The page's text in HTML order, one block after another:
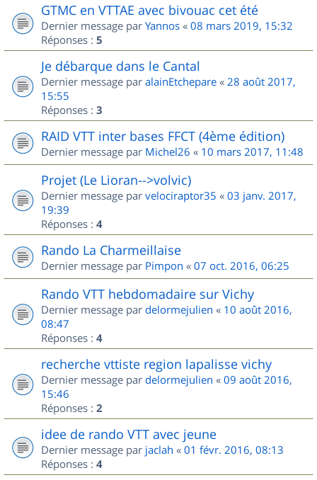
GTMC en VTTAE avec bivouac cet été
Dernier message par Yannos « 08 mars 2019, 15:32
Réponses : 5
Je débarque dans le Cantal
Dernier message par alainEtchepare « 28 août 2017,
15:55
Réponses : 3
RAID VTT inter bases FFCT (4ème édition)
Dernier message par Michel26 « 10 mars 2017, 11:48
Projet (Le Lioran-->volvic)
Dernier message par velociraptor35 « 03 janv. 2017,
19:39
Réponses : 4
Rando La Charmeillaise
Dernier message par Pimpon « 07 oct. 2016, 06:25
Rando VTT hebdomadaire sur Vichy
Dernier message par delormejulien « 10 août 2016,
08:47
Réponses : 4
recherche vttiste region lapalisse vichy
Dernier message par delormejulien « 09 août 2016,
15:46
Réponses : 2
idee de rando VTT avec jeune
Dernier message par jaclah « 01 févr. 2016, 08:13
Réponses : 4